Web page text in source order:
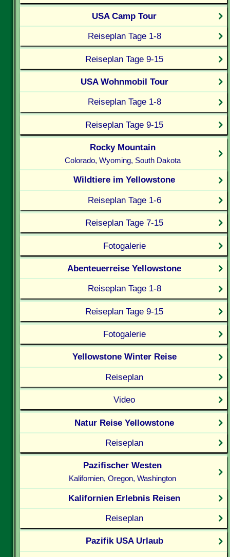
USA Camp Tour
Reiseplan Tage 1-8
Reiseplan Tage 9-15
USA Wohnmobil Tour
Reiseplan Tage 1-8
Reiseplan Tage 9-15
Rocky Mountain
Colorado, Wyoming, South Dakota
Wildtiere im Yellowstone
Reiseplan Tage 1-6
Reiseplan Tage 7-15
Fotogalerie
Abenteuerreise Yellowstone
Reiseplan Tage 1-8
Reiseplan Tage 9-15
Fotogalerie
Yellowstone Winter Reise
Reiseplan
Video
Natur Reise Yellowstone
Reiseplan
Pazifischer Westen
Kalifornien, Oregon, Washington
Kalifornien Erlebnis Reisen
Reiseplan
Pazifik USA Urlaub